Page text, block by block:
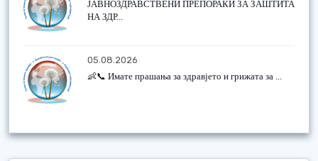
ЈАВНОЗДРАВСТВЕНИ ПРЕПОРАКИ ЗА ЗАШТИТА
НА ЗДР...
05.08.2026
👶📞 Имате прашања за здравјето и грижата за ...